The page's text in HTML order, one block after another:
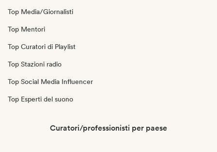
Top Media/Giornalisti
Top Mentori
Top Curatori di Playlist
Top Stazioni radio
Top Social Media Influencer
Top Esperti del suono
Curatori/professionisti per paese